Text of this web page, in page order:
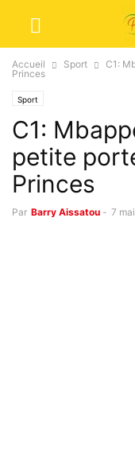
Accueil Sport
C1:
Princes
Sport
C1:
petite
Princes
Par Barry Aissatou - 7